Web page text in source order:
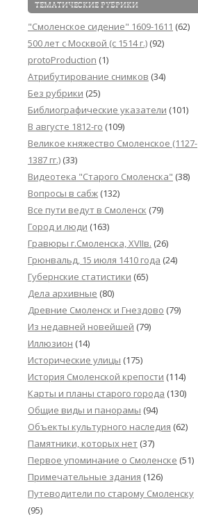
ТЕМАТИЧЕСКИЕ РУБРИКИ
"Смоленское сидение" 1609-1611 (62)
500 лет с Москвой (c 1514 г.) (92)
protoProduction (1)
Атрибутирование снимков (34)
Без рубрики (25)
Библиографические указатели (101)
В августе 1812-го (109)
Великое княжество Смоленское (1127-
1387 гг.) (33)
Видеотека "Cтарого Смоленска" (38)
Вопросы в сабж (132)
Все пути ведут в Смоленск (79)
Город и люди (163)
Гравюры г.Смоленска, XVIIв. (26)
Грюнвальд, 15 июля 1410 года (24)
Губернские статистики (65)
Дела архивные (80)
Древние Смоленск и Гнездово (79)
Из недавней новейшей (79)
Иллюзион (14)
Исторические улицы (175)
История Смоленской крепости (114)
Карты и планы старого города (130)
Общие виды и панорамы (94)
Объекты культурного наследия (62)
Памятники, которых нет (37)
Первое упоминание о Смоленске (51)
Примечательные здания (126)
Путеводители по старому Смоленску
(95)